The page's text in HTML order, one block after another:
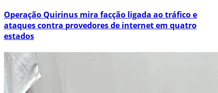
Operação Quirinus mira facção ligada ao tráfico e
ataques contra provedores de internet em quatro
estados